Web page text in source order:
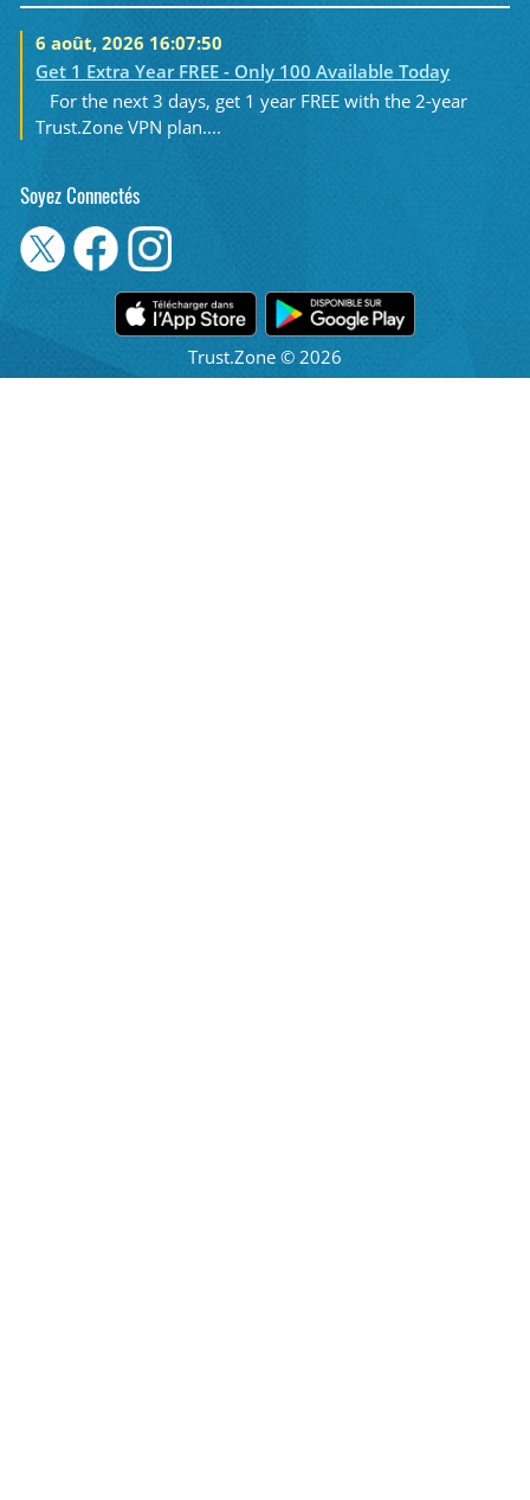
6 août, 2026 16:07:50
Get 1 Extra Year FREE - Only 100 Available Today
For the next 3 days, get 1 year FREE with the 2-year
Trust.Zone VPN plan....
Soyez Connectés
Trust.Zone © 2026